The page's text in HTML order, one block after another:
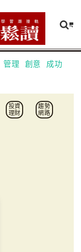
管理 創意 成功
投資
理財
趨勢
網路